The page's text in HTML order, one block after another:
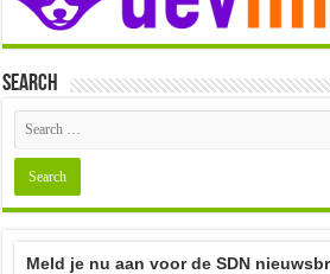
Search
Meld je nu aan voor de SDN